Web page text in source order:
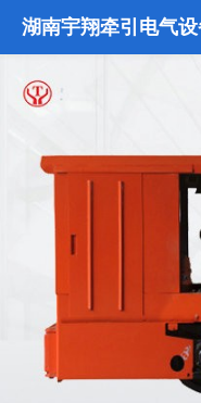
湖南宇翔牵引电气设